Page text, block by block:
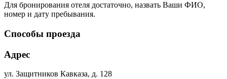
Для бронирования отеля достаточно, назвать Ваши ФИО,
номер и дату пребывания.
Способы проезда
Адрес
ул. Защитников Кавказа, д. 128